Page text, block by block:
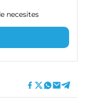
necesites